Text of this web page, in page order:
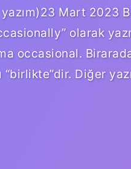
Mart 2023
olarak
occasional.
Diğer